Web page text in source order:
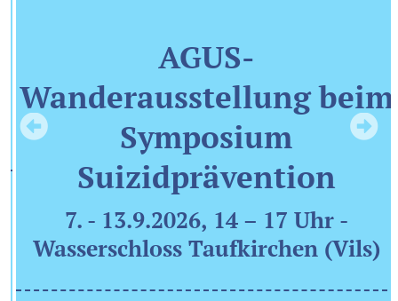
AGUS-
Wanderausstellung beim
Symposium
Suizidprävention
7. - 13.9.2026, 14 – 17 Uhr -
Wasserschloss Taufkirchen (Vils)